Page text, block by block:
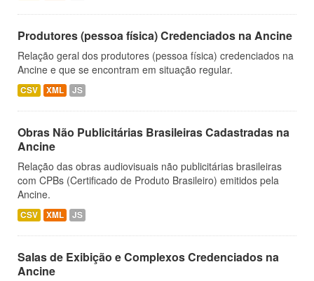
Produtores (pessoa física) Credenciados na Ancine
Relação geral dos produtores (pessoa física) credenciados na
Ancine e que se encontram em situação regular.
CSV XML JS
Obras Não Publicitárias Brasileiras Cadastradas na
Ancine
Relação das obras audiovisuais não publicitárias brasileiras
com CPBs (Certificado de Produto Brasileiro) emitidos pela
Ancine.
CSV XML JS
Salas de Exibição e Complexos Credenciados na
Ancine